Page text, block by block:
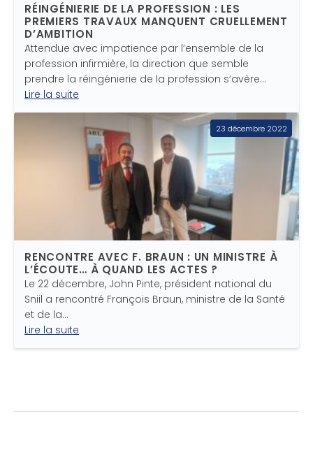
RÉINGÉNIERIE DE LA PROFESSION : LES
PREMIERS TRAVAUX MANQUENT CRUELLEMENT
D’AMBITION
Attendue avec impatience par l’ensemble de la
profession infirmière, la direction que semble
prendre la réingénierie de la profession s’avère…
Lire la suite
23 décembre 2022
RENCONTRE AVEC F. BRAUN : UN MINISTRE À
L’ÉCOUTE… À QUAND LES ACTES ?
Le 22 décembre, John Pinte, président national du
Sniil a rencontré François Braun, ministre de la Santé
et de la…
Lire la suite